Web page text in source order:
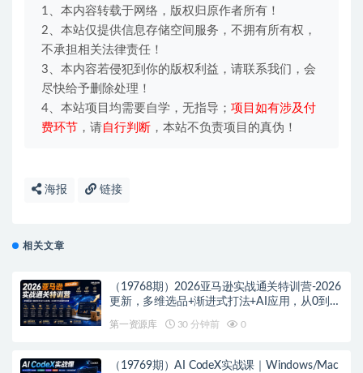
1、本内容转载于网络，版权归原作者所有！
2、本站仅提供信息存储空间服务，不拥有所有权，
不承担相关法律责任！
3、本内容若侵犯到你的版权利益，请联系我们，会
尽快给予删除处理！
4、本站项目均需要自学，无指导； 项目如有涉及付
费环节 ，请自行判断 ，本站不负责项目的真伪！
海报 链接
相关文章
（19768期）2026亚马逊实战通关特训营-2026
更新，多维选品+渐进式打法+AI应用，从0到1
第一资源库 30 分钟前 0
（19769期）AI CodeX实战课｜Windows/Mac